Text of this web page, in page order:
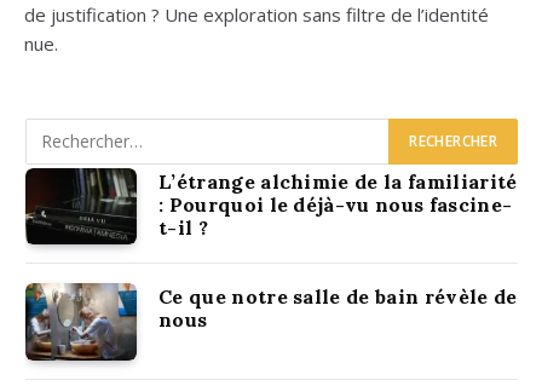
de jus­ti­fi­ca­tion ? Une explo­ra­tion sans filtre de l’i­den­ti­té
nue.
L’étrange alchimie de la familiarité
: Pourquoi le déjà-vu nous fascine-
t-il ?
Ce que notre salle de bain révèle de
nous